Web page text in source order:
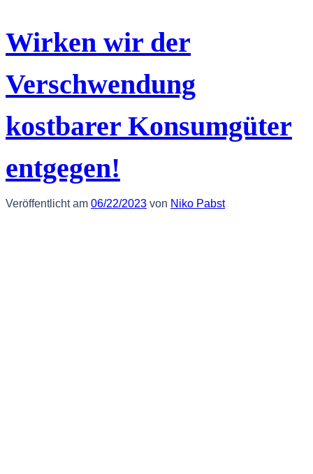
Wirken wir der
Verschwendung
kostbarer Konsumgüter
entgegen!
Veröffentlicht am 06/22/2023 von Niko Pabst